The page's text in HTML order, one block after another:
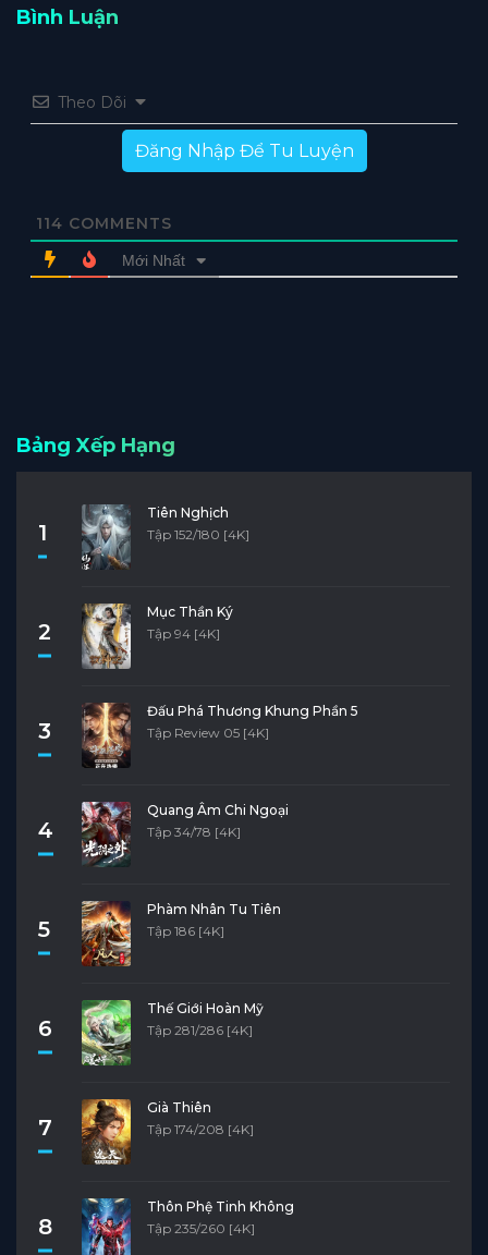
Bình Luận
Theo Dõi
Đăng Nhập Để Tu Luyện
114 COMMENTS
Mới Nhất
Bảng Xếp Hạng
1
Tiên Nghịch
Tập 152/180 [4K]
2
Mục Thần Ký
Tập 94 [4K]
3
Đấu Phá Thương Khung Phần 5
Tập Review 05 [4K]
4
Quang Âm Chi Ngoại
Tập 34/78 [4K]
5
Phàm Nhân Tu Tiên
Tập 186 [4K]
6
Thế Giới Hoàn Mỹ
Tập 281/286 [4K]
7
Già Thiên
Tập 174/208 [4K]
8
Thôn Phệ Tinh Không
Tập 235/260 [4K]